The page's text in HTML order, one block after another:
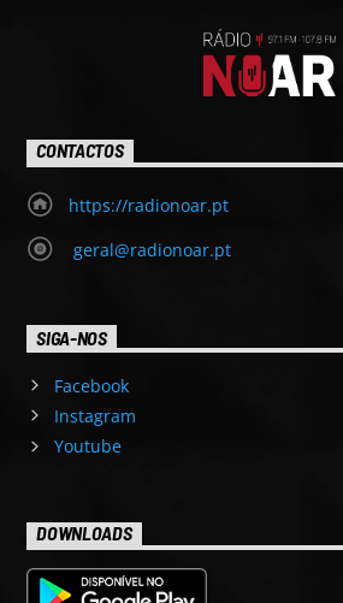
CONTACTOS
https://radionoar.pt
geral@radionoar.pt
SIGA-NOS
Facebook
Instagram
Youtube
DOWNLOADS